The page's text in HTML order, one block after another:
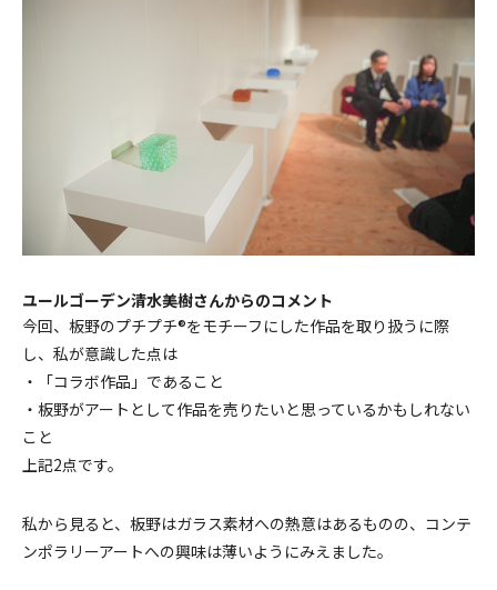
ユールゴーデン清水美樹さんからのコメント
今回、板野のプチプチ®をモチーフにした作品を取り扱うに際
し、私が意識した点は
・「コラボ作品」であること
・板野がアートとして作品を売りたいと思っているかもしれない
こと
上記2点です。
私から見ると、板野はガラス素材への熱意はあるものの、コンテ
ンポラリーアートへの興味は薄いようにみえました。